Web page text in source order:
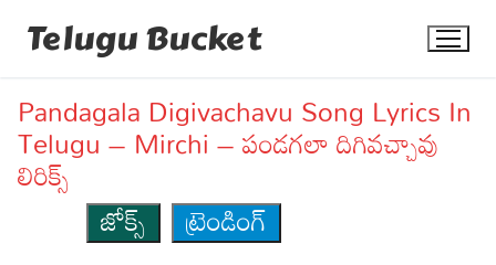
Telugu Bucket
Quotes
Pandagala Digivachavu Song Lyrics In
Telugu – Mirchi – పండగలా దిగివచ్చావు
లిరిక్స్
జోక్స్
ట్రెండింగ్